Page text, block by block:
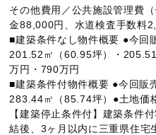
その他費用／公共施設管理費
金88,000円、水道検査手数料
■建築条件なし物件概要 ●今回
201.52㎡（60.95坪）・
万円・790万円
■建築条件付物件概要 ●今回販
283.44㎡（85.74坪）●土地価
【建築停止条件付】建築条件
結後、3ヶ月以内に三重県住宅